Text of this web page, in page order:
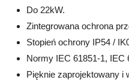
Do 22kW.
Zintegrowana ochrona
Stopień ochrony IP54 /
Normy IEC 61851-1, IEC
Pięknie zaprojektowany i